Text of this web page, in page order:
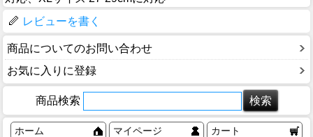
レビューを書く
商品についてのお問い合わせ
お気に入りに登録
商品検索
ホーム マイページ カート